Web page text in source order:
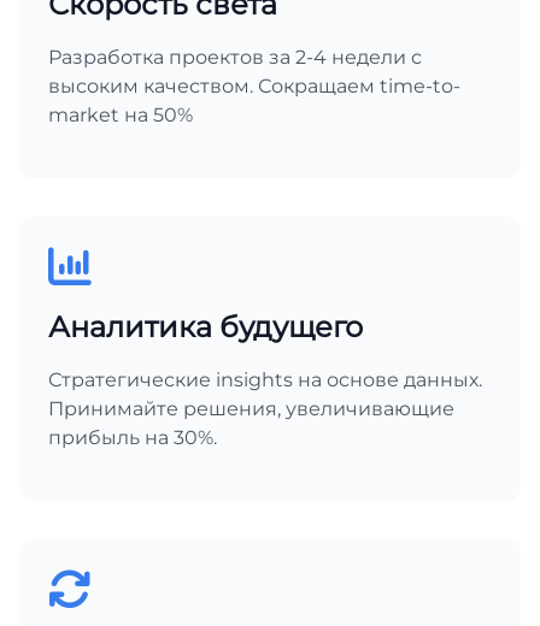
Разработка проектов за 2-4 недели с
высоким качеством. Сокращаем time-to-
market на 50%
Аналитика будущего
Стратегические insights на основе данных.
Принимайте решения, увеличивающие
прибыль на 30%.